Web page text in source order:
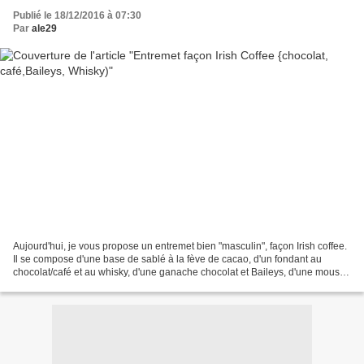
Publié le 18/12/2016 à 07:30
Par ale29
Aujourd'hui, je vous propose un entremet bien "masculin", façon Irish coffee.
Il se compose d'une base de sablé à la fève de cacao, d'un fondant au
chocolat/café et au whisky, d'une ganache chocolat et Baileys, d'une mousse